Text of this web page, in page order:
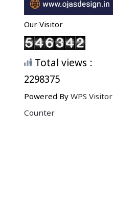
Our Visitor
Total views :
2298375
Powered By WPS Visitor
Counter